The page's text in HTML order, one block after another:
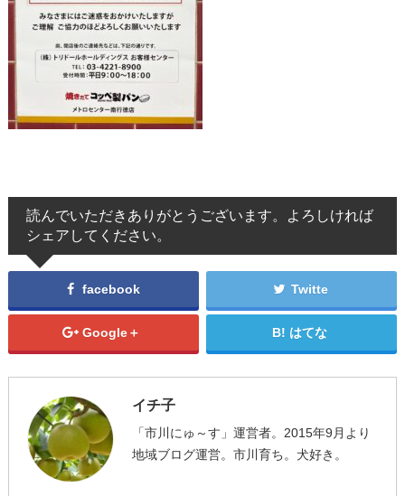
読んでいただきありがとうございます。よろしければ
シェアしてください。
facebook Twitte
Google＋ はてな
イチ子
「市川にゅ～す」運営者。2015年9月より
地域ブログ運営。市川育ち。犬好き。